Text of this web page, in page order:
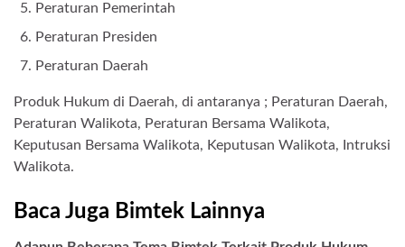
Peraturan Pemerintah
Peraturan Presiden
Peraturan Daerah
Produk Hukum di Daerah, di antaranya ; Peraturan Daerah,
Peraturan Walikota, Peraturan Bersama Walikota,
Keputusan Bersama Walikota, Keputusan Walikota, Intruksi
Walikota.
Baca Juga Bimtek Lainnya